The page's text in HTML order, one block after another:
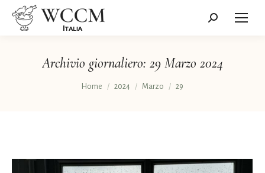
Cerca:
Archivio giornaliero: 29 Marzo 2024
Tu sei qui:
Home 2024 Marzo 29